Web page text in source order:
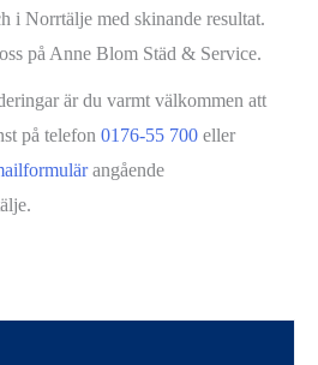
i Norrtälje med skinande resultat.
på Anne Blom Städ & Service.
är du varmt välkommen att
på telefon0176-55 700 eller
angående